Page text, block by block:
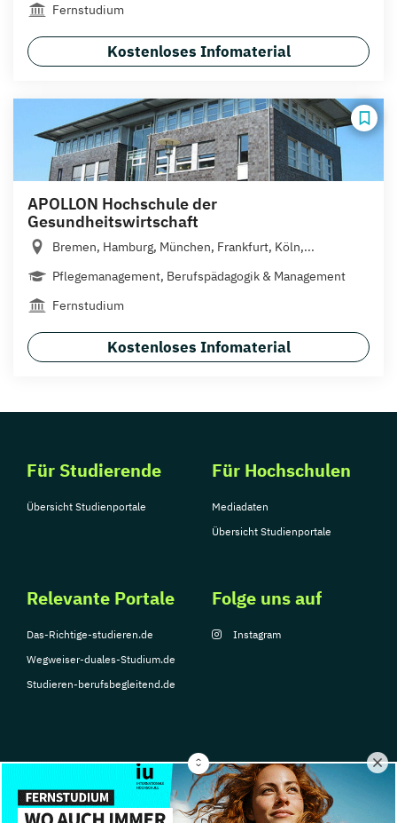
Fernstudium
Kostenloses Infomaterial
APOLLON Hochschule der
Gesundheitswirtschaft
Bremen, Hamburg, München, Frankfurt, Köln,...
Pflegemanagement, Berufspädagogik & Management
Fernstudium
Kostenloses Infomaterial
Für Studierende
Übersicht Studienportale
Für Hochschulen
Mediadaten
Übersicht Studienportale
Relevante Portale
Das-Richtige-studieren.de
Wegweiser-duales-Studium.de
Studieren-berufsbegleitend.de
Folge uns auf
Instagram
© Copyright 2026, TarGroup Media GmbH